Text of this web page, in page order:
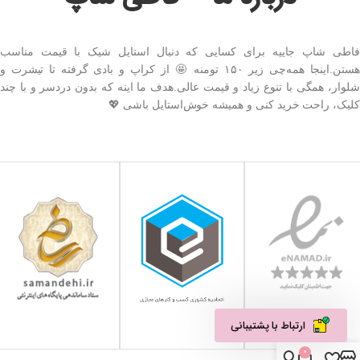
فاطی شاپ جاییه برای کسایی که دنبال استایل شیک با قیمت مناسب
هستن.اینجا همه‌چی زیر ۱۵۰ تومنه 🤩 از کراپ و بادی گرفته تا تیشرت و
شلوار، همگی با تنوع زیاد و قیمت عالی.هدف ما اینه که بدون دردسر و با چند
کلیک، راحت خرید کنی و همیشه خوش‌استایل باشی 💖
0
ارتباط با پشتیبانی